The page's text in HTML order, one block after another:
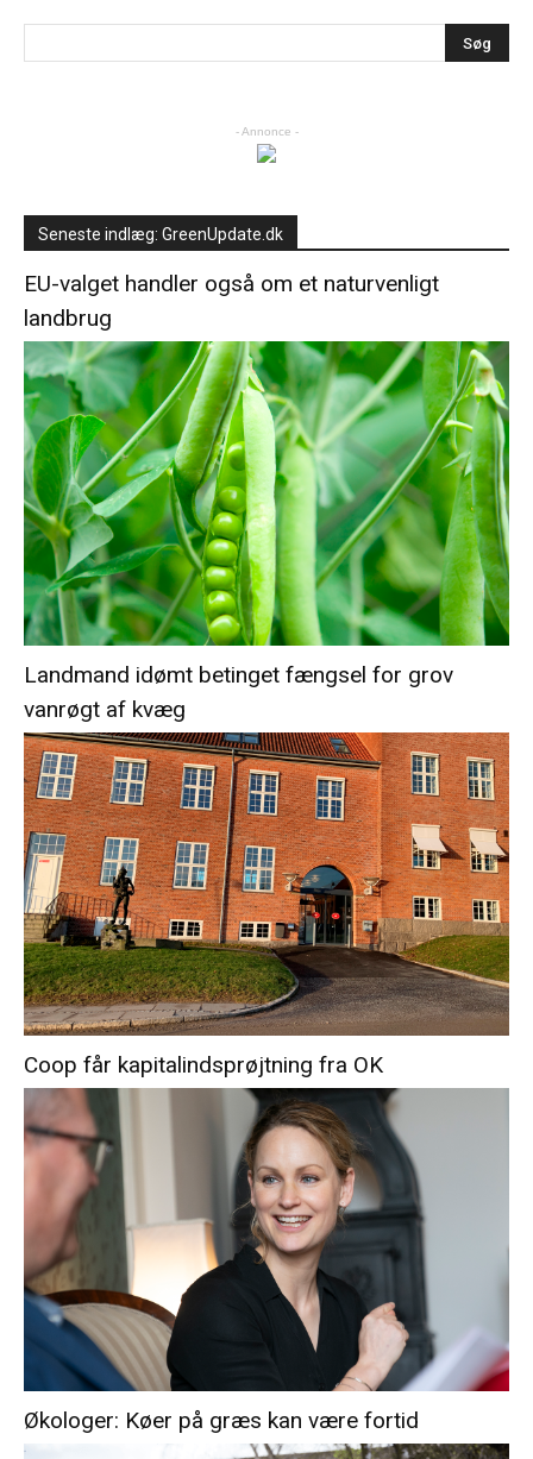
- Annonce -
Seneste indlæg: GreenUpdate.dk
EU-valget handler også om et naturvenligt
landbrug
Landmand idømt betinget fængsel for grov
vanrøgt af kvæg
Coop får kapitalindsprøjtning fra OK
Økologer: Køer på græs kan være fortid